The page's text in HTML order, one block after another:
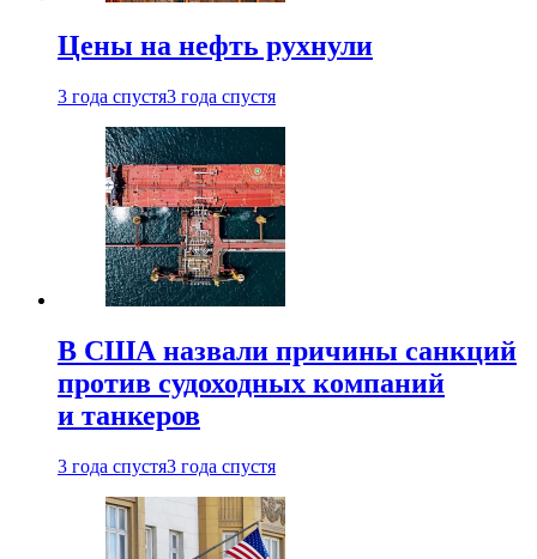
Цены на нефть рухнули
3 года спустя3 года спустя
В США назвали причины санкций
против судоходных компаний
и танкеров
3 года спустя3 года спустя